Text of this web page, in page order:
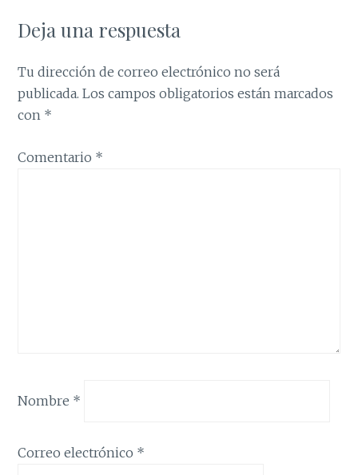
Deja una respuesta
Tu dirección de correo electrónico no será
publicada. Los campos obligatorios están marcados
con *
Comentario *
Nombre *
Correo electrónico *